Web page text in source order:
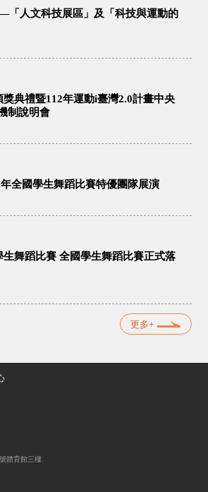
「人文科技展區」及「科技與運動的
獎典禮暨112年運動i臺灣2.0計畫中央
制說明會
全國學生舞蹈比賽特優團隊展演
生舞蹈比賽 全國學生舞蹈比賽正式落
更多+
3245
體育館三樓